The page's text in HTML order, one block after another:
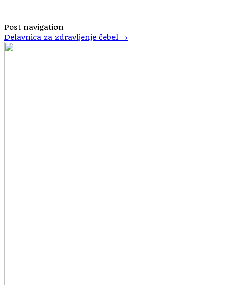
Post navigation
Delavnica za zdravljenje čebel →